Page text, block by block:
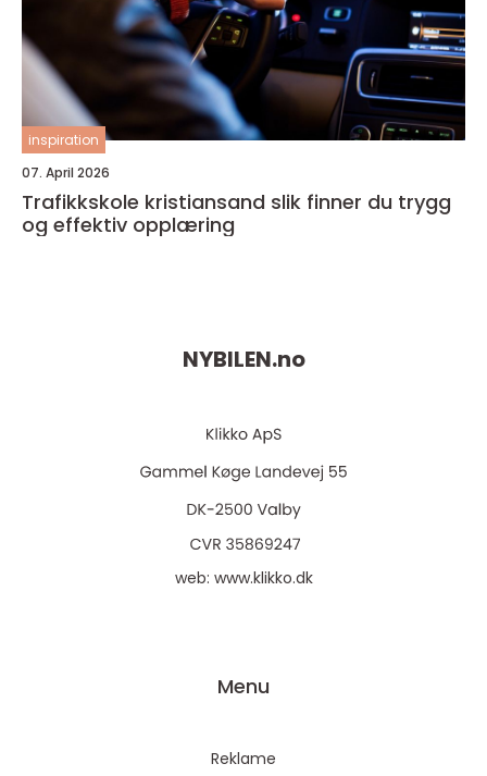
inspiration
07. April 2026
Trafikkskole kristiansand slik finner du trygg
og effektiv opplæring
NYBILEN.no
web: www.klikko.dk
Menu
Reklame